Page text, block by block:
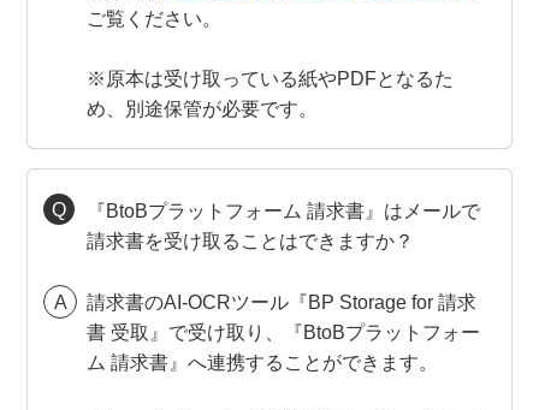
ご覧ください。
※原本は受け取っている紙やPDFとなるた
め、別途保管が必要です。
『BtoBプラットフォーム 請求書』はメールで
請求書を受け取ることはできますか？
請求書のAI-OCRツール『BP Storage for 請求
書 受取』で受け取り、『BtoBプラットフォー
ム 請求書』へ連携することができます。